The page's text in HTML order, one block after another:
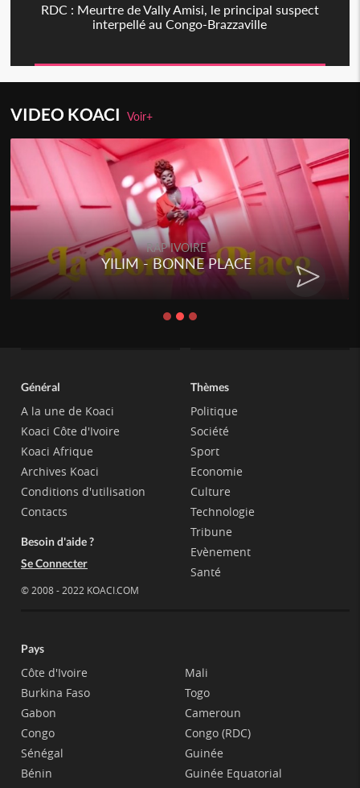
RDC : Meurtre de Vally Amisi, le principal suspect
interpellé au Congo-Brazzaville
VIDEO KOACIVoir+
RAP IVOIRE
YILIM - BONNE PLACE
Général
A la une de Koaci
Koaci Côte d'Ivoire
Koaci Afrique
Archives Koaci
Conditions d'utilisation
Contacts
Besoin d'aide ?
Se Connecter
© 2008 - 2022 KOACI.COM
Thèmes
Politique
Société
Sport
Economie
Culture
Technologie
Tribune
Evènement
Santé
Pays
Côte d'Ivoire
Burkina Faso
Gabon
Congo
Sénégal
Bénin
Mali
Togo
Cameroun
Congo (RDC)
Guinée
Guinée Equatorial